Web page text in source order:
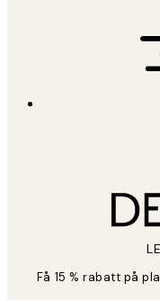
Få 15 % rabatt på